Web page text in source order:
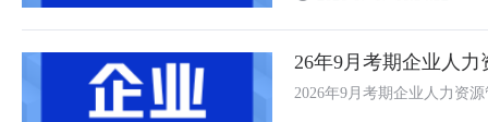
26年9月考期企业人
2026年9月考期企业人力资